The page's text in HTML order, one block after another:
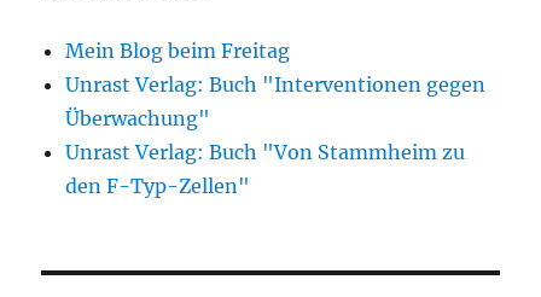
Mein Blog beim Freitag
Unrast Verlag: Buch "Interventionen gegen
Überwachung"
Unrast Verlag: Buch "Von Stammheim zu
den F-Typ-Zellen"